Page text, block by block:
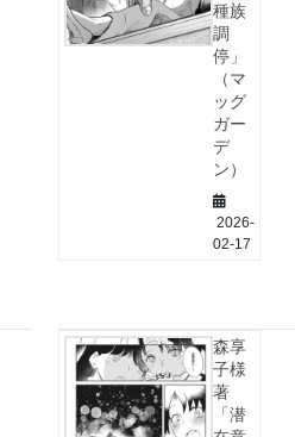
種族
調
停」
（マ
ッグ
ガー
デ
ン）
2026-
02-17
森享
子様
著
「潜